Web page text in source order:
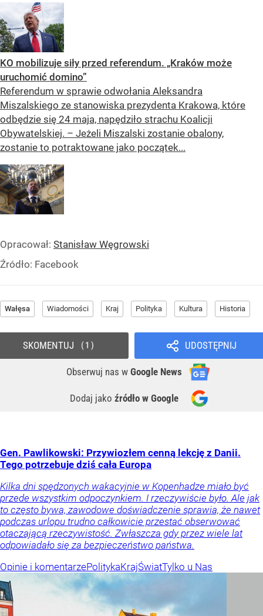
KO mobilizuje siły przed referendum. „Kraków może
uruchomić domino”
Referendum w sprawie odwołania Aleksandra
Miszalskiego ze stanowiska prezydenta Krakowa, które
odbędzie się 24 maja, napędziło strachu Koalicji
Obywatelskiej. – Jeżeli Miszalski zostanie obalony,
zostanie to potraktowane jako początek...
Opracował: Stanisław Węgrowski
Źródło: Facebook
Wałęsa Wiadomości Kraj Polityka Kultura Historia
UDOSTĘPNIJ
Obserwuj nas w Google News
Dodaj jako źródło w Google
SKOMENTUJ 1
Gen. Pawlikowski: Przywiozłem cenną lekcję z Danii.
Tego potrzebuje dziś cała Europa
Kilka dni spędzonych wakacyjnie w Kopenhadze miało być
przede wszystkim odpoczynkiem. I rzeczywiście było. Ale jak
to często bywa, zawodowe doświadczenie sprawia, że nawet
podczas urlopu trudno całkowicie przestać obserwować
otaczającą rzeczywistość. Zwłaszcza gdy przez wiele lat
odpowiadało się za bezpieczeństwo państwa.
Opinie i komentarzePolitykaKrajŚwiatTylko u Nas